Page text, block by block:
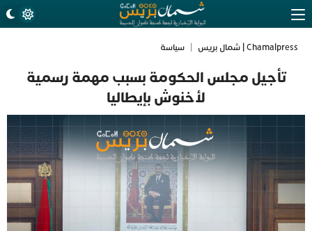
Chamalpress | شمال بريس سياسة
تأجيل مجلس الحكومة بسبب مهمة رسمية
لأخنوش بإيطاليا